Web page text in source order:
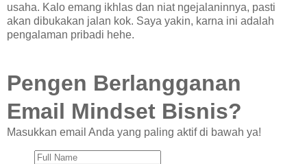
usaha. Kalo emang ikhlas dan niat ngejalaninnya, pasti
akan dibukakan jalan kok. Saya yakin, karna ini adalah
pengalaman pribadi hehe.
Pengen Berlangganan
Email Mindset Bisnis?
Masukkan email Anda yang paling aktif di bawah ya!